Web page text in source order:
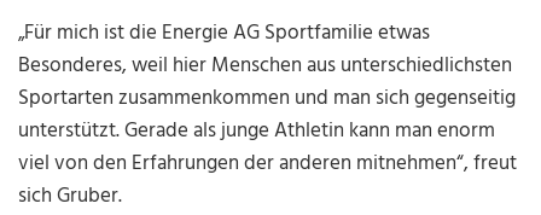
„Für mich ist die Energie AG Sportfamilie etwas
Besonderes, weil hier Menschen aus unterschiedlichsten
Sportarten zusammenkommen und man sich gegenseitig
unterstützt. Gerade als junge Athletin kann man enorm
viel von den Erfahrungen der anderen mitnehmen“, freut
sich Gruber.